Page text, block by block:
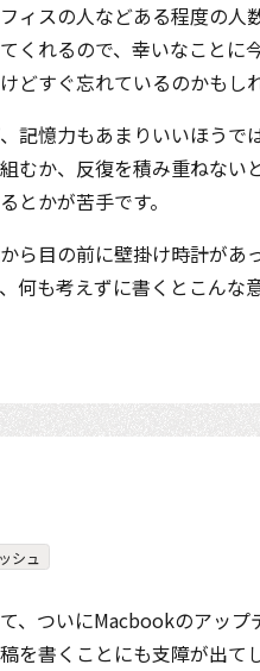
ィスの人などある程度の
くれるので、幸いなことに
どすぐ忘れているのかもし
記憶力もあまりいいほうで
むか、反復を積み重ねない
とかが苦手です。
ら目の前に壁掛け時計があ
何も考えずに書くとこんな
シュ
、ついにMacbookのアップ
を書くことにも支障が出